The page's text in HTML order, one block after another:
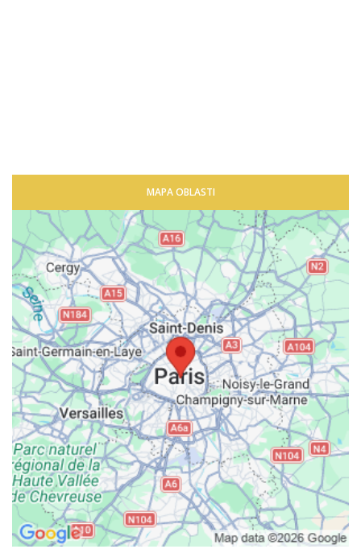
MAPA OBLASTI